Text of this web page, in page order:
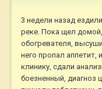
3 недели назад
реке. Пока щел
обогревателя,
него пропал
клинику, сдали
боезненный, диагноз